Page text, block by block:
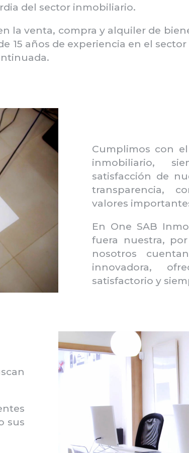
del sector inmobiliario.
la venta, compra y alquiler de
15 años de experiencia en el
Cumplimos con
inmobiliario,
satisfacción de
transparencia,
valores
En One SAB
fuera nuestra,
nosotros
innovadora,
satisfactorio y
sus